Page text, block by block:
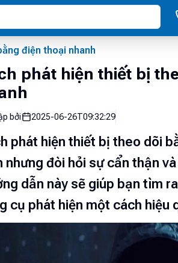
điện thoại nhanh
phát hiện thiết bị
bởi 2025-06-26T09:32:29
phát hiện thiết bị theo dõi
nhưng đòi hỏi sự cẩn thận
dẫn này sẽ giúp bạn tìm
cụ phát hiện một cách hiệu